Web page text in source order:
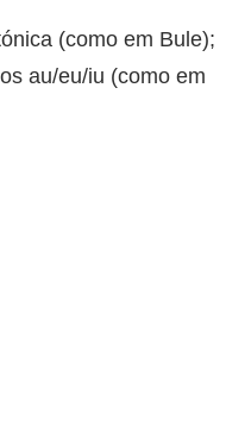
(como em Bule);
au/eu/iu (como em